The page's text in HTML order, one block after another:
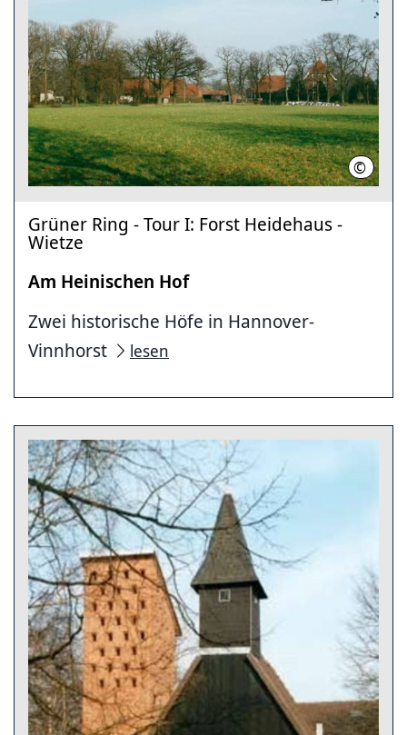
©
Grüner Ring - Tour I: Forst Heidehaus -
Wietze
Am Heinischen Hof
Zwei historische Höfe in Hannover-
Vinnhorst
lesen